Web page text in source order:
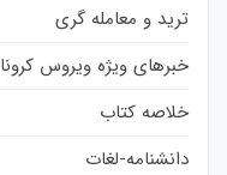
ترید و معامله گری
خبرهای ویژه ویروس کرونا
خلاصه کتاب
دانشنامه-لغات